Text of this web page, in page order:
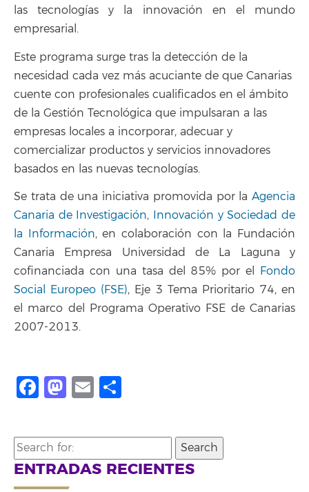
las tecnologías y la innovación en el mundo
empresarial.
Este programa surge tras la detección de la
necesidad cada vez más acuciante de que Canarias
cuente con profesionales cualificados en el ámbito
de la Gestión Tecnológica que impulsaran a las
empresas locales a incorporar, adecuar y
comercializar productos y servicios innovadores
basados en las nuevas tecnologías.
Se trata de una iniciativa promovida por la Agencia
Canaria de Investigación, Innovación y Sociedad de
la Información, en colaboración con la Fundación
Canaria Empresa Universidad de La Laguna y
cofinanciada con una tasa del 85% por el Fondo
Social Europeo (FSE), Eje 3 Tema Prioritario 74, en
el marco del Programa Operativo FSE de Canarias
2007-2013.
Facebook
Mastodon
Email
Search
for:
ENTRADAS RECIENTES